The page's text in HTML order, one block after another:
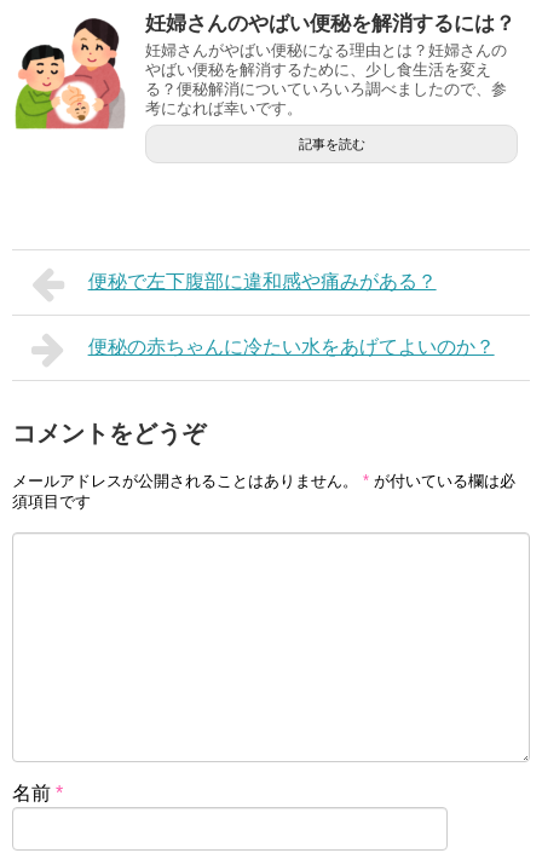
妊婦さんのやばい便秘を解消するには？
妊婦さんがやばい便秘になる理由とは？妊婦さんの
やばい便秘を解消するために、少し食生活を変え
る？便秘解消についていろいろ調べましたので、参
考になれば幸いです。
記事を読む
便秘で左下腹部に違和感や痛みがある？
便秘の赤ちゃんに冷たい水をあげてよいのか？
コメントをどうぞ
メールアドレスが公開されることはありません。 * が付いている欄は必
須項目です
名前 *